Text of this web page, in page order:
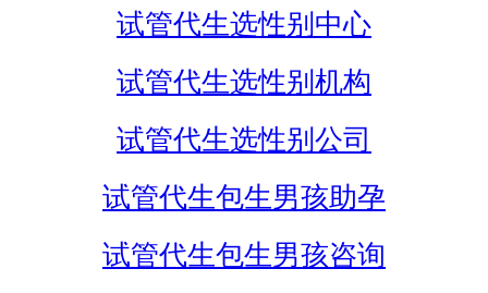
试管代生选性别中心
试管代生选性别机构
试管代生选性别公司
试管代生包生男孩助孕
试管代生包生男孩咨询